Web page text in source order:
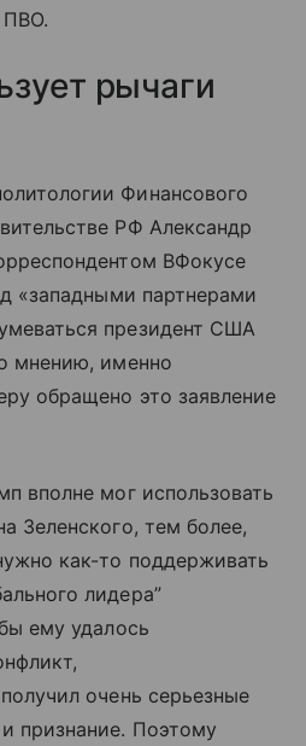
ПВО.
рычаги
Финансового
РФ Александр
ВФокусе
«западными партнерами
президент США
мнению, именно
обращено это заявление
вполне мог использовать
Зеленского, тем более,
как-то поддерживать
лидера”
ему удалось
очень серьезные
признание. Поэтому